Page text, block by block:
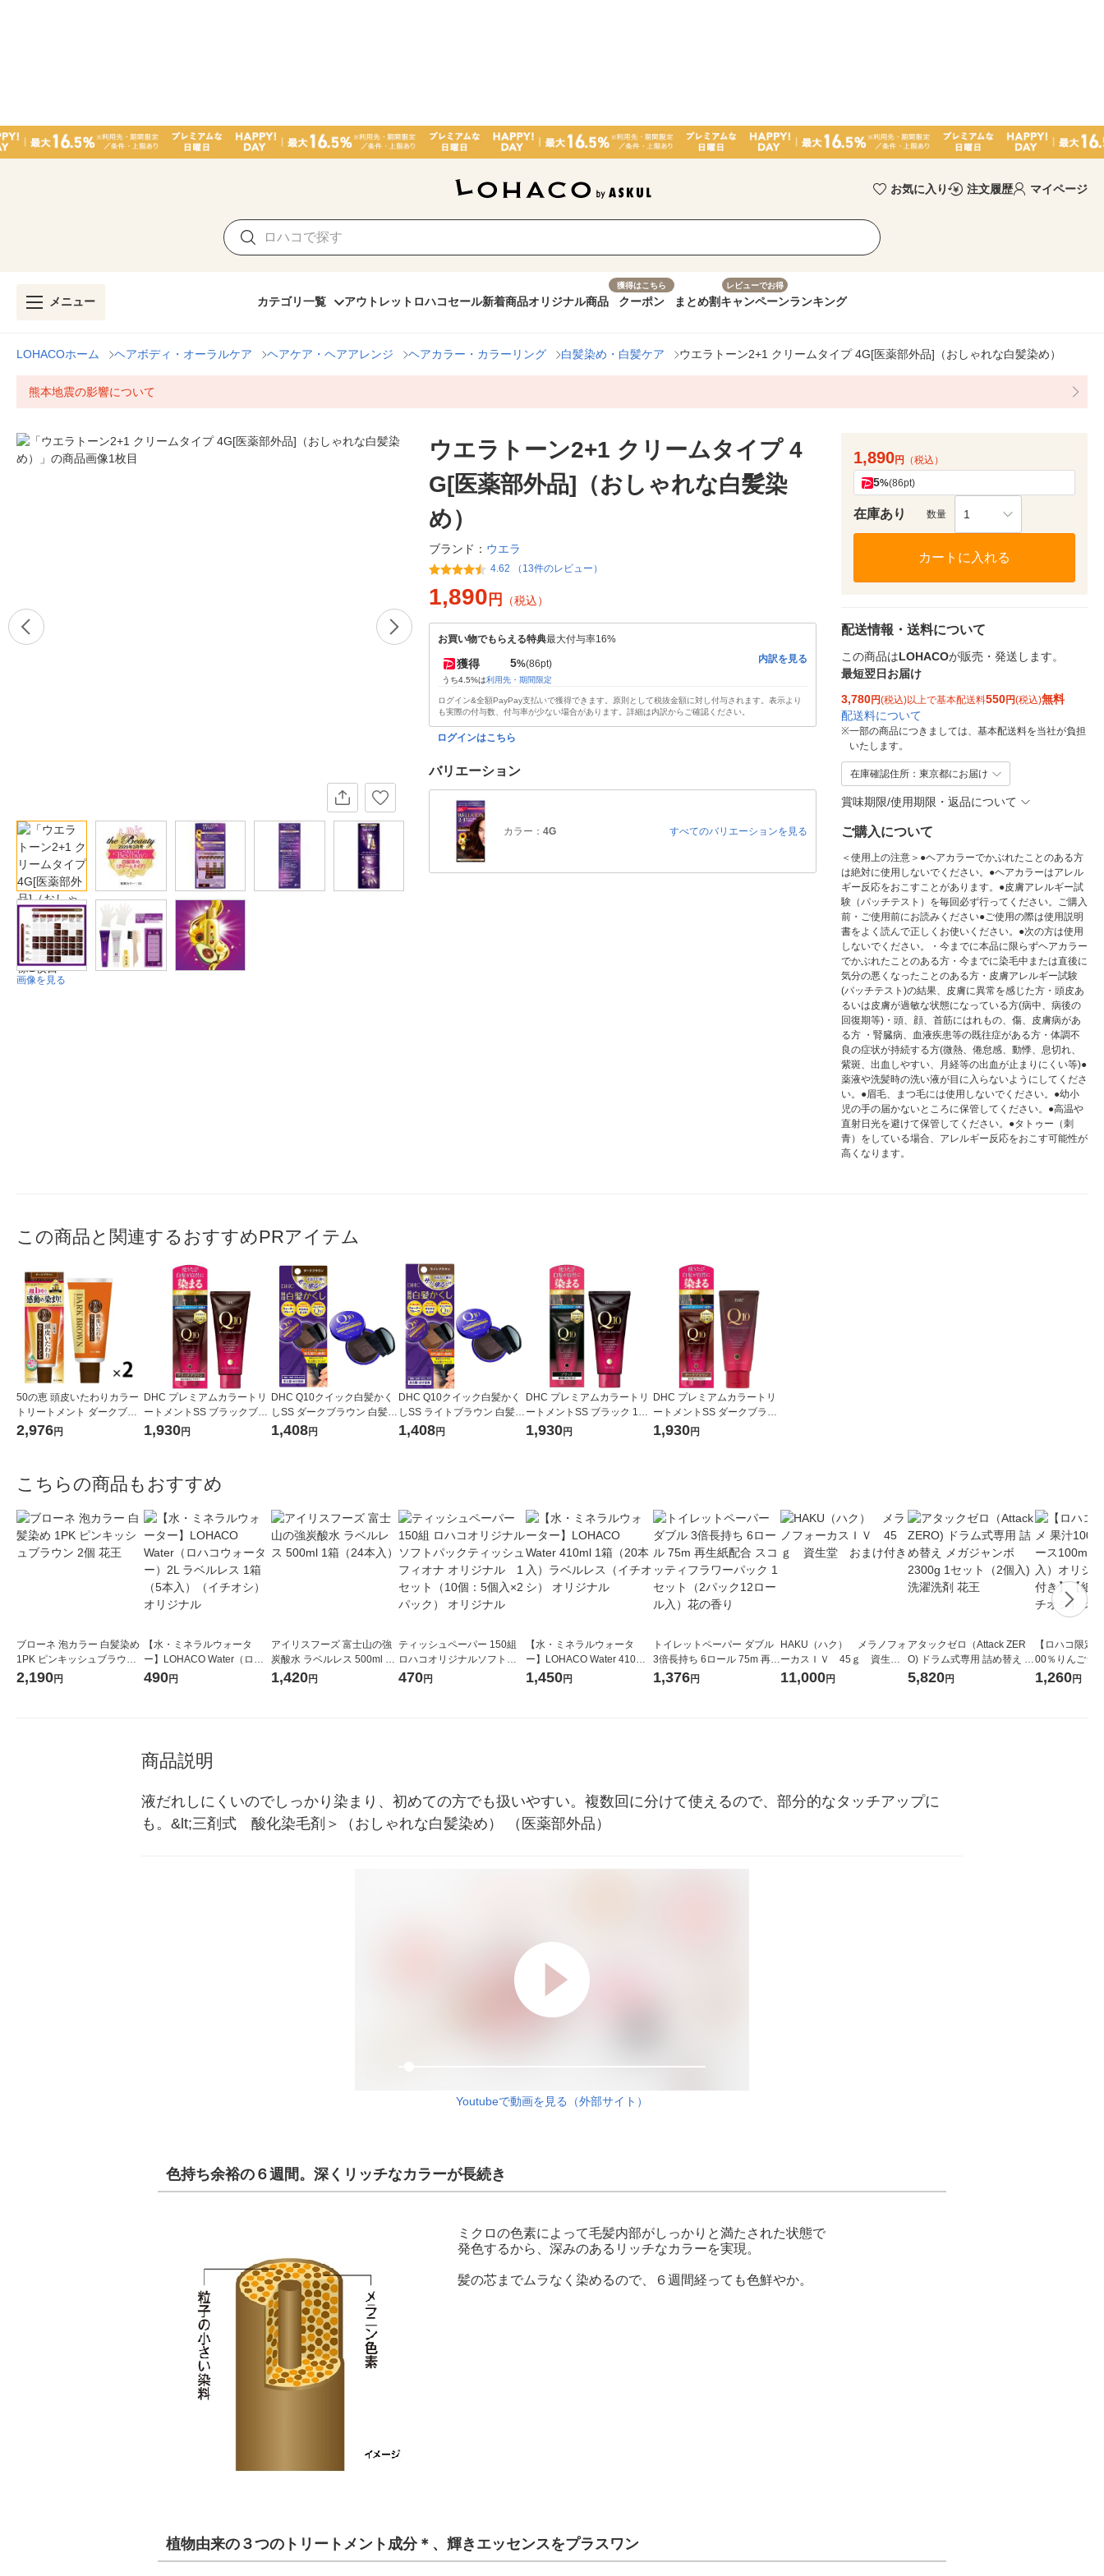
お気に入り 注文履歴 マイページ
メニュー カテゴリ一覧 アウトレット ロハコセール新着商品オリジナル商品
獲得はこちら
クーポン まとめ割
レビューでお得
キャンペーンランキング
LOHACOホーム ヘアボディ・オーラルケア ヘアケア・ヘアアレンジ ヘアカラー・カラーリング 白髪染め・白髪ケア ウエラトーン2+1 クリームタイプ 4G[医薬部外品]（おしゃれな白髪染め）
熊本地震の影響について
画像を見る
ウエラトーン2+1 クリームタイプ 4
G[医薬部外品]（おしゃれな白髪染
め）
ブランド： ウエラ
4.62 （13件のレビュー）
1,890 円 （税込）
お買い物でもらえる特典最大付与率16%
獲得 5%(86pt)
うち4.5%は利用先・期間限定
内訳を見る
ログイン&全額PayPay支払いで獲得できます。原則として税抜金額に対し付与されます。表示より
も実際の付与数、付与率が少ない場合があります。詳細は内訳からご確認ください。
ログインはこちら
バリエーション
カラー： 4G すべてのバリエーションを見る
1,890円 （税込）
5%(86pt)
在庫あり 数量 1
カートに入れる
配送情報・送料について
この商品はLOHACOが販売・発送します。
最短翌日お届け
3,780円(税込)以上で基本配送料550円(税込)無料
配送料について
※一部の商品につきましては、基本配送料を当社が負担
いたします。
在庫確認住所：東京都にお届け
賞味期限/使用期限・返品について
ご購入について
＜使用上の注意＞●ヘアカラーでかぶれたことのある方
は絶対に使用しないでください。●ヘアカラーはアレル
ギー反応をおこすことがあります。●皮膚アレルギー試
験（パッチテスト）を毎回必ず行ってください。ご購入
前・ご使用前にお読みください●ご使用の際は使用説明
書をよく読んで正しくお使いください。●次の方は使用
しないでください。・今までに本品に限らずヘアカラー
でかぶれたことのある方・今までに染毛中または直後に
気分の悪くなったことのある方・皮膚アレルギー試験
(パッチテスト)の結果、皮膚に異常を感じた方・頭皮あ
るいは皮膚が過敏な状態になっている方(病中、病後の
回復期等)・頭、顔、首筋にはれもの、傷、皮膚病があ
る方 ・腎臓病、血液疾患等の既往症がある方・体調不
良の症状が持続する方(微熱、倦怠感、動悸、息切れ、
紫斑、出血しやすい、月経等の出血が止まりにくい等)●
薬液や洗髪時の洗い液が目に入らないようにしてくださ
い。●眉毛、まつ毛には使用しないでください。●幼小
児の手の届かないところに保管してください。●高温や
直射日光を避けて保管してください。●タトゥー（刺
青）をしている場合、アレルギー反応をおこす可能性が
高くなります。
この商品と関連するおすすめPRアイテム
50の恵 頭皮いたわりカラー
トリートメント ダークブラ
ウン 150g 1セット（2個）
2,976円
DHC プレミアムカラートリ
ートメントSS ブラックブラ
ウン 150g 白髪染め・白髪ケ
1,930円
DHC Q10クイック白髪かく
しSS ダークブラウン 白髪染
め・白髪ケア・ヘアカラ
1,408円
DHC Q10クイック白髪かく
しSS ライトブラウン 白髪染
め・白髪ケア・ヘアカラ
1,408円
DHC プレミアムカラートリ
ートメントSS ブラック 150
g 白髪染め・白髪ケア・ヘア
1,930円
DHC プレミアムカラートリ
ートメントSS ダークブラウ
ン 150g 白髪染め・白髪ケ
1,930円
こちらの商品もおすすめ
ブローネ 泡カラー 白髪染め
1PK ピンキッシュブラウン
2個 花王
2,190円
【水・ミネラルウォータ
ー】LOHACO Water（ロハ
コウォーター）2L ラベルレ
490円
アイリスフーズ 富士山の強
炭酸水 ラベルレス 500ml 1
箱（24本入）
1,420円
ティッシュペーパー 150組
ロハコオリジナルソフトパ
ックティッシュ フィオナ オ
470円
【水・ミネラルウォータ
ー】LOHACO Water 410ml
1箱（20本入）ラベルレス
1,450円
トイレットペーパー ダブル
3倍長持ち 6ロール 75m 再生
紙配合 スコッティフラワー
1,376円
HAKU（ハク） メラノフォ
ーカスＩＶ 45ｇ 資生
堂 おまけ付き
11,000円
アタックゼロ（Attack ZER
O) ドラム式専用 詰め替え メ
ガジャンボ 2300g 1セット
5,820円
【ロハコ限定
00％りんごジ
箱（18本入）
1,260円
商品説明
液だれしにくいのでしっかり染まり、初めての方でも扱いやすい。複数回に分けて使えるので、部分的なタッチアップに
も。&lt;三剤式　酸化染毛剤＞（おしゃれな白髪染め） （医薬部外品）
Youtubeで動画を見る（外部サイト）
色持ち余裕の６週間。深くリッチなカラーが長続き
ミクロの色素によって毛髪内部がしっかりと満たされた状態で
発色するから、深みのあるリッチなカラーを実現。
髪の芯までムラなく染めるので、６週間経っても色鮮やか。
植物由来の３つのトリートメント成分＊、輝きエッセンスをプラスワン